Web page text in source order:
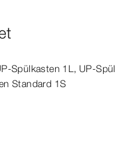
​Spül­kasten 1L, UP-​Spül­
Standard 1S